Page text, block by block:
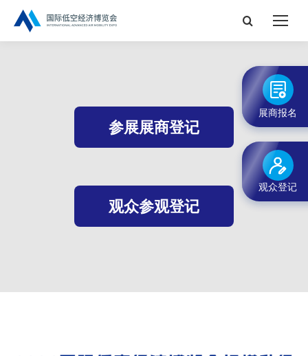
搜
索：
参展展商登记
观众参观登记
展商报名
观众登记